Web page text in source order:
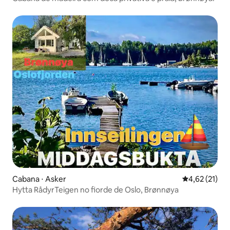
Cabana ⋅ Asker 4,62 de uma
4,62 (21)
Hytta RådyrTeigen no fiorde de Oslo, Brønnøya